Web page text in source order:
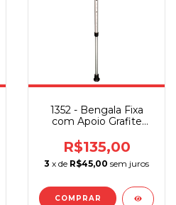
1352 - Bengala Fixa
com Apoio Grafite
R$135,00
3 x de R$45,00 sem juros